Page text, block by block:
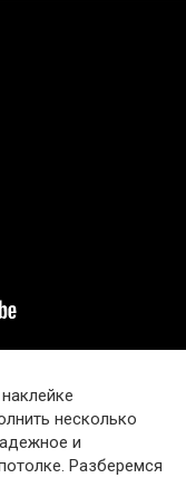
несколько
и
Разберемся